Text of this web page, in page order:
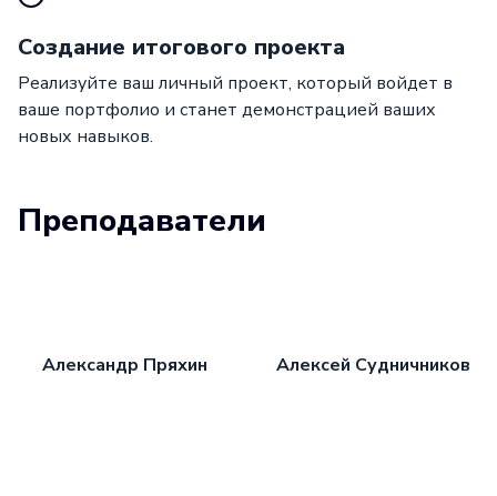
Создание итогового проекта
Реализуйте ваш личный проект, который войдет в
ваше портфолио и станет демонстрацией ваших
новых навыков.
Преподаватели
Александр Пряхин Алексей Судничников